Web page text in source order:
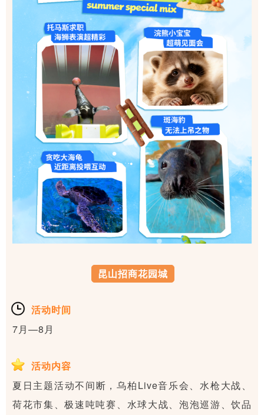
昆山招商花园城
活动时间
7月—8月
活动内容
夏日主题活动不间断，乌柏Live音乐会、水枪大战、
荷花市集、极速吨吨赛、水球大战、泡泡巡游、饮品